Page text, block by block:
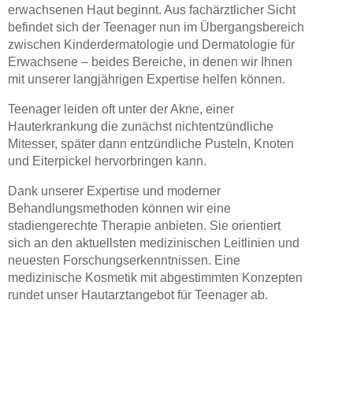
erwachsenen Haut beginnt. Aus fachärztlicher Sicht
befindet sich der Teenager nun im Übergangsbereich
zwischen Kinderdermatologie und Dermatologie für
Erwachsene – beides Bereiche, in denen wir Ihnen
mit unserer langjährigen Expertise helfen können.
Teenager leiden oft unter der Akne, einer
Hauterkrankung die zunächst nichtentzündliche
Mitesser, später dann entzündliche Pusteln, Knoten
und Eiterpickel hervorbringen kann.
Dank unserer Expertise und moderner
Behandlungsmethoden können wir eine
stadiengerechte Therapie anbieten. Sie orientiert
sich an den aktuellsten medizinischen Leitlinien und
neuesten Forschungserkenntnissen. Eine
medizinische Kosmetik mit abgestimmten Konzepten
rundet unser Hautarztangebot für Teenager ab.